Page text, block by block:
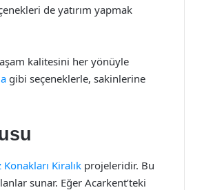
de yatırım yapmak
kalitesini her yönüyle
gibi seçeneklerle, sakinlerine
Konakları Kiralık projeleridir. Bu
sunar. Eğer Acarkent’teki